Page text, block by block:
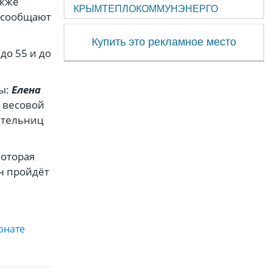
55 и до
Елена
пройдёт
КРЫМТЕПЛОКОММУНЭНЕРГО
Купить это рекламное место